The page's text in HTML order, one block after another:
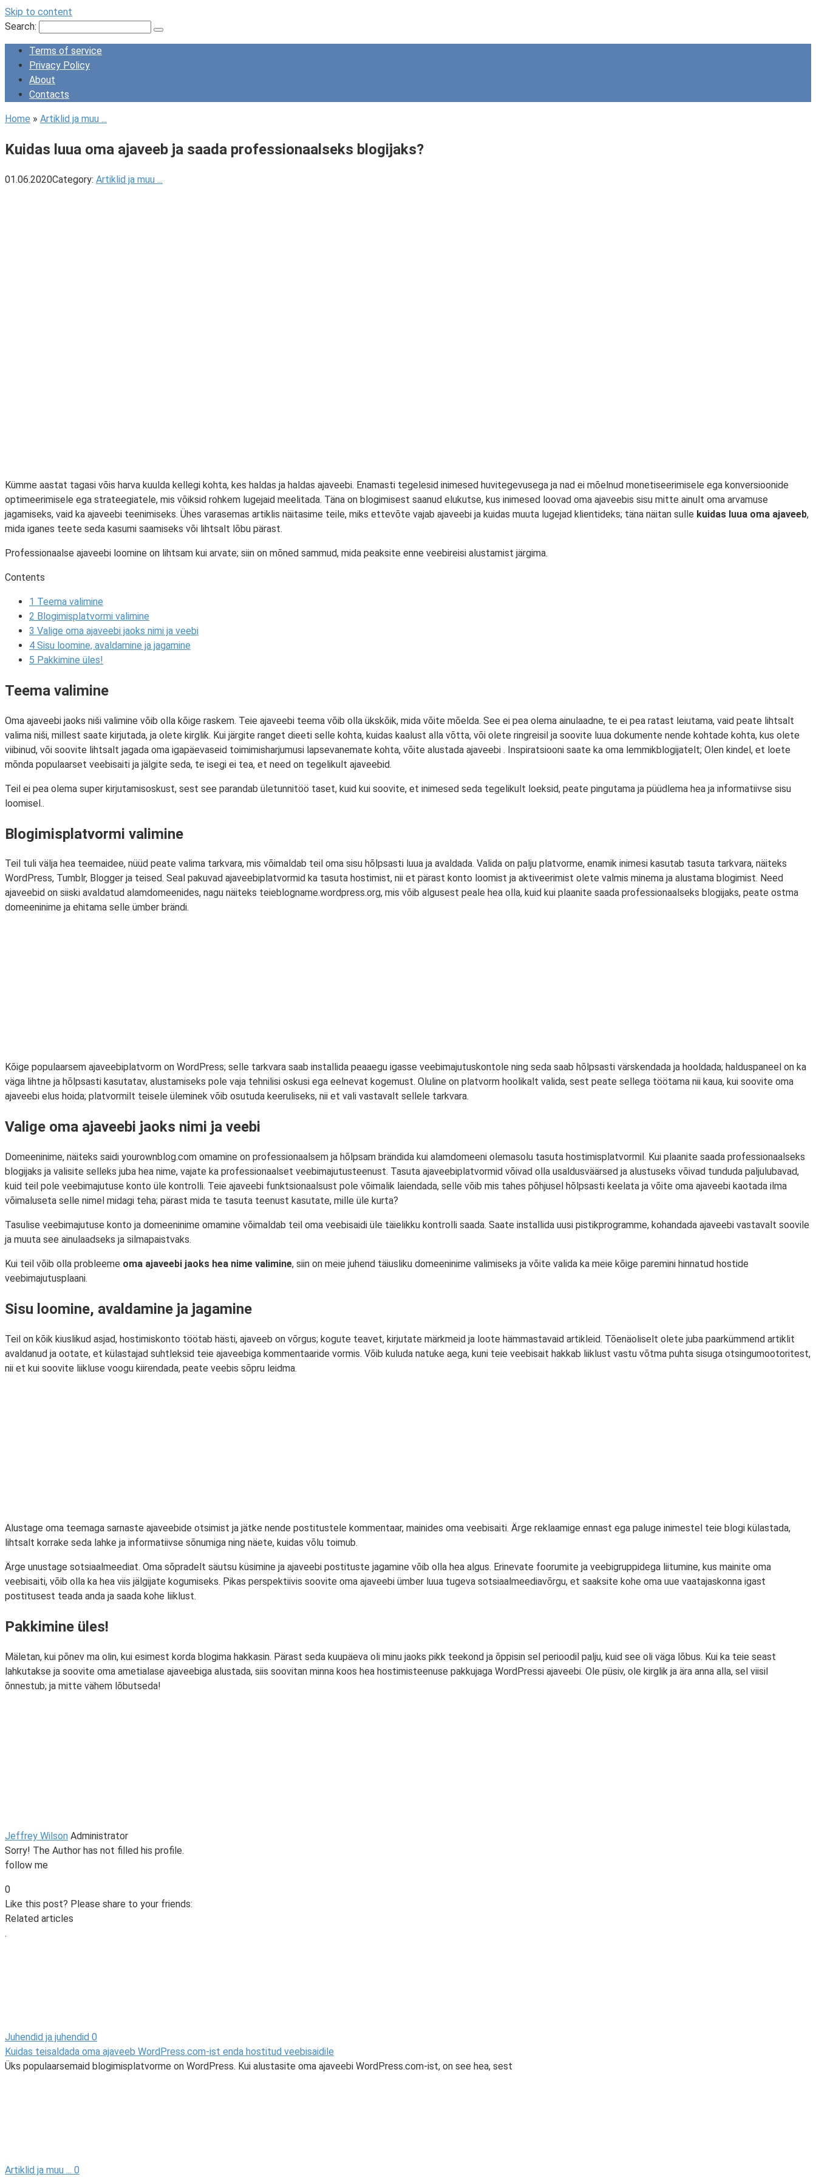
Skip to content
Search:
Terms of service
Privacy Policy
About
Contacts
Home » Artiklid ja muu ...
Kuidas luua oma ajaveeb ja saada professionaalseks blogijaks?
01.06.2020Category: Artiklid ja muu ...
Kümme aastat tagasi võis harva kuulda kellegi kohta, kes haldas ja haldas ajaveebi. Enamasti tegelesid inimesed huvitegevusega ja nad ei mõelnud monetiseerimisele ega konversioonide
optimeerimisele ega strateegiatele, mis võiksid rohkem lugejaid meelitada. Täna on blogimisest saanud elukutse, kus inimesed loovad oma ajaveebis sisu mitte ainult oma arvamuse
jagamiseks, vaid ka ajaveebi teenimiseks. Ühes varasemas artiklis näitasime teile, miks ettevõte vajab ajaveebi ja kuidas muuta lugejad klientideks; täna näitan sulle kuidas luua oma ajaveeb,
mida iganes teete seda kasumi saamiseks või lihtsalt lõbu pärast.
Professionaalse ajaveebi loomine on lihtsam kui arvate; siin on mõned sammud, mida peaksite enne veebireisi alustamist järgima.
Contents
1 Teema valimine
2 Blogimisplatvormi valimine
3 Valige oma ajaveebi jaoks nimi ja veebi
4 Sisu loomine, avaldamine ja jagamine
5 Pakkimine üles!
Teema valimine
Oma ajaveebi jaoks niši valimine võib olla kõige raskem. Teie ajaveebi teema võib olla ükskõik, mida võite mõelda. See ei pea olema ainulaadne, te ei pea ratast leiutama, vaid peate lihtsalt
valima niši, millest saate kirjutada, ja olete kirglik. Kui järgite ranget dieeti selle kohta, kuidas kaalust alla võtta, või olete ringreisil ja soovite luua dokumente nende kohtade kohta, kus olete
viibinud, või soovite lihtsalt jagada oma igapäevaseid toimimisharjumusi lapsevanemate kohta, võite alustada ajaveebi . Inspiratsiooni saate ka oma lemmikblogijatelt; Olen kindel, et loete
mõnda populaarset veebisaiti ja jälgite seda, te isegi ei tea, et need on tegelikult ajaveebid.
Teil ei pea olema super kirjutamisoskust, sest see parandab ületunnitöö taset, kuid kui soovite, et inimesed seda tegelikult loeksid, peate pingutama ja püüdlema hea ja informatiivse sisu
loomisel..
Blogimisplatvormi valimine
Teil tuli välja hea teemaidee, nüüd peate valima tarkvara, mis võimaldab teil oma sisu hõlpsasti luua ja avaldada. Valida on palju platvorme, enamik inimesi kasutab tasuta tarkvara, näiteks
WordPress, Tumblr, Blogger ja teised. Seal pakuvad ajaveebiplatvormid ka tasuta hostimist, nii et pärast konto loomist ja aktiveerimist olete valmis minema ja alustama blogimist. Need
ajaveebid on siiski avaldatud alamdomeenides, nagu näiteks teieblogname.wordpress.org, mis võib algusest peale hea olla, kuid kui plaanite saada professionaalseks blogijaks, peate ostma
domeeninime ja ehitama selle ümber brändi.
Kõige populaarsem ajaveebiplatvorm on WordPress; selle tarkvara saab installida peaaegu igasse veebimajutuskontole ning seda saab hõlpsasti värskendada ja hooldada; halduspaneel on ka
väga lihtne ja hõlpsasti kasutatav, alustamiseks pole vaja tehnilisi oskusi ega eelnevat kogemust. Oluline on platvorm hoolikalt valida, sest peate sellega töötama nii kaua, kui soovite oma
ajaveebi elus hoida; platvormilt teisele üleminek võib osutuda keeruliseks, nii et vali vastavalt sellele tarkvara.
Valige oma ajaveebi jaoks nimi ja veebi
Domeeninime, näiteks saidi yourownblog.com omamine on professionaalsem ja hõlpsam brändida kui alamdomeeni olemasolu tasuta hostimisplatvormil. Kui plaanite saada professionaalseks
blogijaks ja valisite selleks juba hea nime, vajate ka professionaalset veebimajutusteenust. Tasuta ajaveebiplatvormid võivad olla usaldusväärsed ja alustuseks võivad tunduda paljulubavad,
kuid teil pole veebimajutuse konto üle kontrolli. Teie ajaveebi funktsionaalsust pole võimalik laiendada, selle võib mis tahes põhjusel hõlpsasti keelata ja võite oma ajaveebi kaotada ilma
võimaluseta selle nimel midagi teha; pärast mida te tasuta teenust kasutate, mille üle kurta?
Tasulise veebimajutuse konto ja domeeninime omamine võimaldab teil oma veebisaidi üle täielikku kontrolli saada. Saate installida uusi pistikprogramme, kohandada ajaveebi vastavalt soovile
ja muuta see ainulaadseks ja silmapaistvaks.
Kui teil võib olla probleeme oma ajaveebi jaoks hea nime valimine, siin on meie juhend täiusliku domeeninime valimiseks ja võite valida ka meie kõige paremini hinnatud hostide
veebimajutusplaani.
Sisu loomine, avaldamine ja jagamine
Teil on kõik kiuslikud asjad, hostimiskonto töötab hästi, ajaveeb on võrgus; kogute teavet, kirjutate märkmeid ja loote hämmastavaid artikleid. Tõenäoliselt olete juba paarkümmend artiklit
avaldanud ja ootate, et külastajad suhtleksid teie ajaveebiga kommentaaride vormis. Võib kuluda natuke aega, kuni teie veebisait hakkab liiklust vastu võtma puhta sisuga otsingumootoritest,
nii et kui soovite liikluse voogu kiirendada, peate veebis sõpru leidma.
Alustage oma teemaga sarnaste ajaveebide otsimist ja jätke nende postitustele kommentaar, mainides oma veebisaiti. Ärge reklaamige ennast ega paluge inimestel teie blogi külastada,
lihtsalt korrake seda lahke ja informatiivse sõnumiga ning näete, kuidas võlu toimub.
Ärge unustage sotsiaalmeediat. Oma sõpradelt säutsu küsimine ja ajaveebi postituste jagamine võib olla hea algus. Erinevate foorumite ja veebigruppidega liitumine, kus mainite oma
veebisaiti, võib olla ka hea viis jälgijate kogumiseks. Pikas perspektiivis soovite oma ajaveebi ümber luua tugeva sotsiaalmeediavõrgu, et saaksite kohe oma uue vaatajaskonna igast
postitusest teada anda ja saada kohe liiklust.
Pakkimine üles!
Mäletan, kui põnev ma olin, kui esimest korda blogima hakkasin. Pärast seda kuupäeva oli minu jaoks pikk teekond ja õppisin sel perioodil palju, kuid see oli väga lõbus. Kui ka teie seast
lahkutakse ja soovite oma ametialase ajaveebiga alustada, siis soovitan minna koos hea hostimisteenuse pakkujaga WordPressi ajaveebi. Ole püsiv, ole kirglik ja ära anna alla, sel viisil
õnnestub; ja mitte vähem lõbutseda!
Jeffrey Wilson Administrator
Sorry! The Author has not filled his profile.
follow me
0
Like this post? Please share to your friends:
Related articles
.
Juhendid ja juhendid 0
Kuidas teisaldada oma ajaveeb WordPress.com-ist enda hostitud veebisaidile
Üks populaarsemaid blogimisplatvorme on WordPress. Kui alustasite oma ajaveebi WordPress.com-ist, on see hea, sest
Artiklid ja muu ... 0